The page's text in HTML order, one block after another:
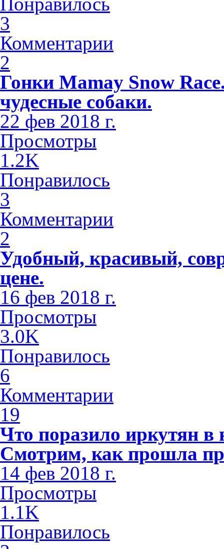
3
Комментарии
2
Гонки Mamay Snow
чудесные собаки.
22 фев 2018 г.
Просмотры
1.2K
Понравилось
3
Комментарии
2
Удобный, красивый,
цене.
16 фев 2018 г.
Просмотры
3.0K
Понравилось
6
Комментарии
19
Что поразило иркутян
Смотрим, как прошла
14 фев 2018 г.
Просмотры
1.1K
Понравилось